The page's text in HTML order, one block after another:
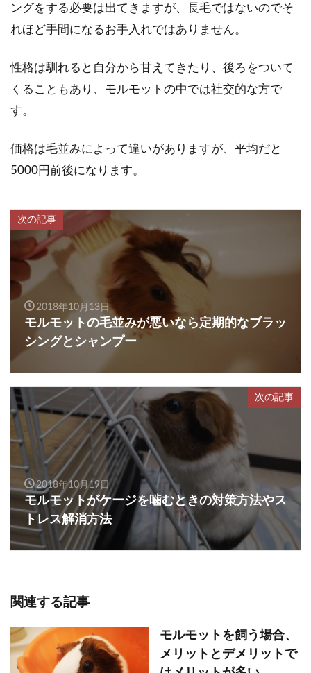
ングをする必要は出てきますが、長毛ではないのでそ
れほど手間になるお手入れではありません。
性格は馴れると自分から甘えてきたり、後ろをついて
くることもあり、モルモットの中では社交的な方で
す。
価格は毛並みによって違いがありますが、平均だと
5000円前後になります。
次の記事
2018年10月13日
モルモットの毛並みが悪いなら定期的なブラッ
シングとシャンプー
次の記事
2018年10月19日
モルモットがケージを噛むときの対策方法やス
トレス解消方法
関連する記事
モルモットを飼う場合、
メリットとデメリットで